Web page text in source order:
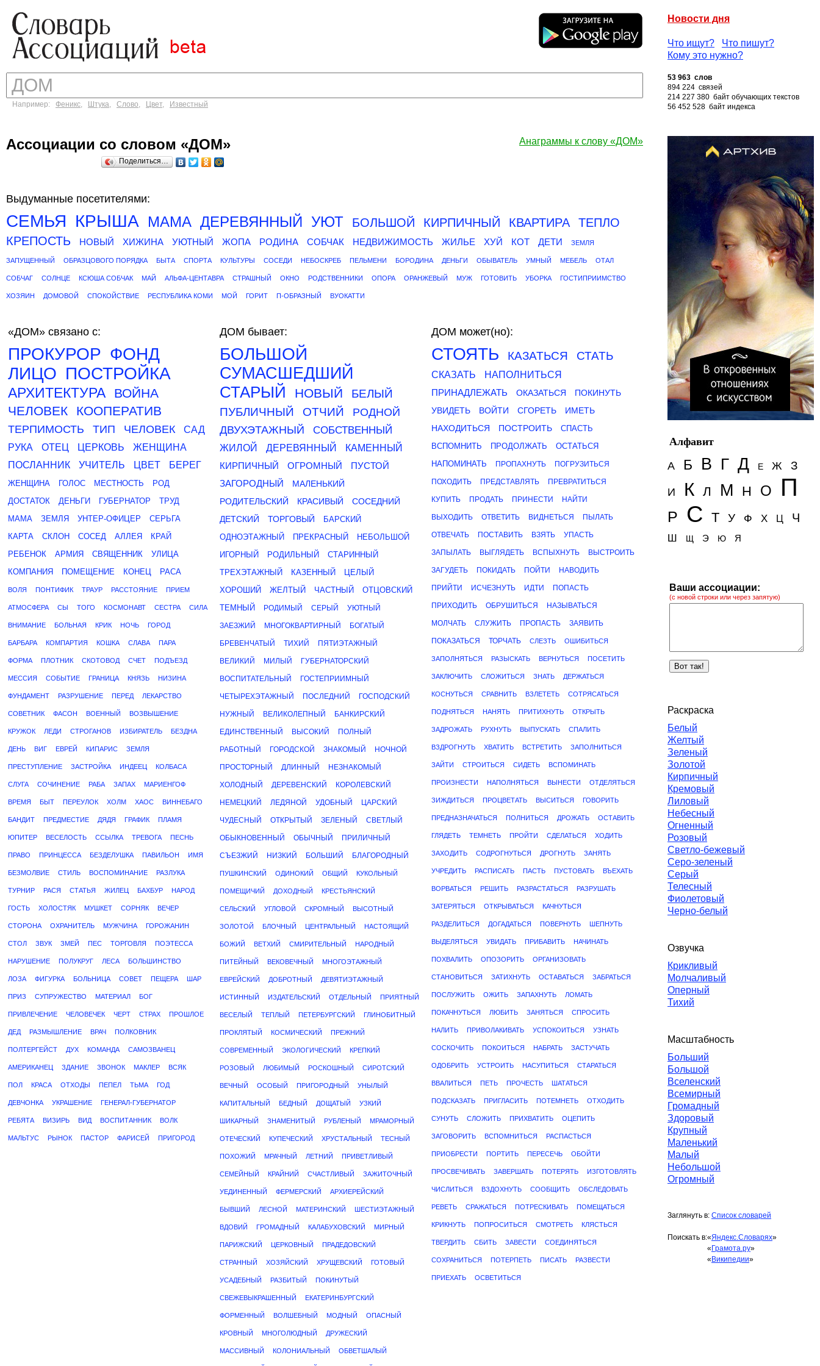
Новости дня
Что ищут?
Что пишут?
Кому это нужно?
Например: Феникс, Штука, Слово, Цвет, Известный
53 963 слов
894 224 связей
214 227 380 байт обучающих текстов
56 452 528 байт индекса
Анаграммы к слову «ДОМ»
Ассоциации со словом «ДОМ»
Поделиться…
Выдуманные посетителями:
СЕМЬЯ КРЫША МАМА ДЕРЕВЯННЫЙ УЮТ БОЛЬШОЙ КИРПИЧНЫЙ КВАРТИРА
ТЕПЛО
КРЕПОСТЬ
НОВЫЙ ХИЖИНА УЮТНЫЙ ЖОПА РОДИНА СОБЧАК НЕДВИЖИМОСТЬ ЖИЛЬЕ ХУЙ КОТ ДЕТИ ЗЕМЛЯ
ЗАПУЩЕННЫЙ ОБРАЗЦОВОГО ПОРЯДКА БЫТА СПОРТА КУЛЬТУРЫ СОСЕДИ НЕБОСКРЕБ ПЕЛЬМЕНИ БОРОДИНА ДЕНЬГИ ОБЫВАТЕЛЬ УМНЫЙ МЕБЕЛЬ ОТАЛ
СОБЧАГ СОЛНЦЕ КСЮША СОБЧАК МАЙ АЛЬФА-ЦЕНТАВРА СТРАШНЫЙ ОКНО РОДСТВЕННИКИ ОПОРА ОРАНЖЕВЫЙ МУЖ ГОТОВИТЬ УБОРКА ГОСТИПРИИМСТВО
ХОЗЯИН ДОМОВОЙ СПОКОЙСТВИЕ РЕСПУБЛИКА КОМИ МОЙ ГОРИТ П-ОБРАЗНЫЙ ВУОКАТТИ
«ДОМ» связано с:
ПРОКУРОР ФОНД
ЛИЦО ПОСТРОЙКА
АРХИТЕКТУРА
ВОЙНА
ЧЕЛОВЕК
КООПЕРАТИВ
ТЕРПИМОСТЬ ТИП ЧЕЛОВЕК
САД
РУКА
ОТЕЦ ЦЕРКОВЬ
ЖЕНЩИНА
ПОСЛАННИК
УЧИТЕЛЬ ЦВЕТ БЕРЕГ
ЖЕНЩИНА ГОЛОС МЕСТНОСТЬ
РОД
ДОСТАТОК
ДЕНЬГИ ГУБЕРНАТОР
ТРУД
МАМА
ЗЕМЛЯ УНТЕР-ОФИЦЕР
СЕРЬГА
КАРТА
СКЛОН СОСЕД АЛЛЕЯ
КРАЙ
РЕБЕНОК
АРМИЯ СВЯЩЕННИК
УЛИЦА
КОМПАНИЯ
ПОМЕЩЕНИЕ КОНЕЦ РАСА
ВОЛЯ ПОНТИФИК ТРАУР РАССТОЯНИЕ ПРИЕМ
АТМОСФЕРА СЫ ТОГО КОСМОНАВТ СЕСТРА СИЛА
ВНИМАНИЕ БОЛЬНАЯ КРИК НОЧЬ ГОРОД
БАРБАРА КОМПАРТИЯ КОШКА СЛАВА ПАРА
ФОРМА ПЛОТНИК СКОТОВОД СЧЕТ ПОДЪЕЗД
МЕССИЯ СОБЫТИЕ ГРАНИЦА КНЯЗЬ НИЗИНА
ФУНДАМЕНТ РАЗРУШЕНИЕ ПЕРЕД ЛЕКАРСТВО
СОВЕТНИК ФАСОН ВОЕННЫЙ ВОЗВЫШЕНИЕ
КРУЖОК ЛЕДИ СТРОГАНОВ ИЗБИРАТЕЛЬ БЕЗДНА
ДЕНЬ ВИГ ЕВРЕЙ КИПАРИС ЗЕМЛЯ
ПРЕСТУПЛЕНИЕ ЗАСТРОЙКА ИНДЕЕЦ КОЛБАСА
СЛУГА СОЧИНЕНИЕ РАБА ЗАПАХ МАРИЕНГОФ
ВРЕМЯ БЫТ ПЕРЕУЛОК ХОЛМ ХАОС ВИННЕБАГО
БАНДИТ ПРЕДМЕСТИЕ ДЯДЯ ГРАФИК ПЛАМЯ
ЮПИТЕР ВЕСЕЛОСТЬ ССЫЛКА ТРЕВОГА ПЕСНЬ
ПРАВО ПРИНЦЕССА БЕЗДЕЛУШКА ПАВИЛЬОН ИМЯ
БЕЗМОЛВИЕ СТИЛЬ ВОСПОМИНАНИЕ РАЗЛУКА
ТУРНИР РАСЯ СТАТЬЯ ЖИЛЕЦ БАХБУР НАРОД
ГОСТЬ ХОЛОСТЯК МУШКЕТ СОРНЯК ВЕЧЕР
СТОРОНА ОХРАНИТЕЛЬ МУЖЧИНА ГОРОЖАНИН
СТОЛ ЗВУК ЗМЕЙ ПЕС ТОРГОВЛЯ ПОЭТЕССА
НАРУШЕНИЕ ПОЛУКРУГ ЛЕСА БОЛЬШИНСТВО
ЛОЗА ФИГУРКА БОЛЬНИЦА СОВЕТ ПЕЩЕРА ШАР
ПРИЗ СУПРУЖЕСТВО МАТЕРИАЛ БОГ
ПРИВЛЕЧЕНИЕ ЧЕЛОВЕЧЕК ЧЕРТ СТРАХ ПРОШЛОЕ
ДЕД РАЗМЫШЛЕНИЕ ВРАЧ ПОЛКОВНИК
ПОЛТЕРГЕЙСТ ДУХ КОМАНДА САМОЗВАНЕЦ
АМЕРИКАНЕЦ ЗДАНИЕ ЗВОНОК МАКЛЕР ВСЯК
ПОЛ КРАСА ОТХОДЫ ПЕПЕЛ ТЬМА ГОД
ДЕВЧОНКА УКРАШЕНИЕ ГЕНЕРАЛ-ГУБЕРНАТОР
РЕБЯТА ВИЗИРЬ ВИД ВОСПИТАННИК ВОЛК
МАЛЬТУС РЫНОК ПАСТОР ФАРИСЕЙ ПРИГОРОД
ДОМ бывает:
БОЛЬШОЙ
СУМАСШЕДШИЙ
СТАРЫЙ
НОВЫЙ
БЕЛЫЙ
ПУБЛИЧНЫЙ
ОТЧИЙ
РОДНОЙ
ДВУХЭТАЖНЫЙ
СОБСТВЕННЫЙ
ЖИЛОЙ ДЕРЕВЯННЫЙ
КАМЕННЫЙ
КИРПИЧНЫЙ
ОГРОМНЫЙ
ПУСТОЙ
ЗАГОРОДНЫЙ
МАЛЕНЬКИЙ
РОДИТЕЛЬСКИЙ
КРАСИВЫЙ
СОСЕДНИЙ
ДЕТСКИЙ
ТОРГОВЫЙ
БАРСКИЙ
ОДНОЭТАЖНЫЙ
ПРЕКРАСНЫЙ
НЕБОЛЬШОЙ
ИГОРНЫЙ
РОДИЛЬНЫЙ
СТАРИННЫЙ
ТРЕХЭТАЖНЫЙ
КАЗЕННЫЙ
ЦЕЛЫЙ
ХОРОШИЙ
ЖЕЛТЫЙ ЧАСТНЫЙ
ОТЦОВСКИЙ
ТЕМНЫЙ
РОДИМЫЙ СЕРЫЙ УЮТНЫЙ
ЗАЕЗЖИЙ МНОГОКВАРТИРНЫЙ БОГАТЫЙ
БРЕВЕНЧАТЫЙ ТИХИЙ ПЯТИЭТАЖНЫЙ
ВЕЛИКИЙ МИЛЫЙ ГУБЕРНАТОРСКИЙ
ВОСПИТАТЕЛЬНЫЙ ГОСТЕПРИИМНЫЙ
ЧЕТЫРЕХЭТАЖНЫЙ ПОСЛЕДНИЙ ГОСПОДСКИЙ
НУЖНЫЙ ВЕЛИКОЛЕПНЫЙ БАНКИРСКИЙ
ЕДИНСТВЕННЫЙ ВЫСОКИЙ ПОЛНЫЙ
РАБОТНЫЙ ГОРОДСКОЙ ЗНАКОМЫЙ НОЧНОЙ
ПРОСТОРНЫЙ ДЛИННЫЙ НЕЗНАКОМЫЙ
ХОЛОДНЫЙ ДЕРЕВЕНСКИЙ КОРОЛЕВСКИЙ
НЕМЕЦКИЙ ЛЕДЯНОЙ УДОБНЫЙ ЦАРСКИЙ
ЧУДЕСНЫЙ ОТКРЫТЫЙ ЗЕЛЕНЫЙ СВЕТЛЫЙ
ОБЫКНОВЕННЫЙ ОБЫЧНЫЙ ПРИЛИЧНЫЙ
СЪЕЗЖИЙ НИЗКИЙ БОЛЬШИЙ БЛАГОРОДНЫЙ
ПУШКИНСКИЙ ОДИНОКИЙ ОБЩИЙ КУКОЛЬНЫЙ
ПОМЕЩИЧИЙ ДОХОДНЫЙ КРЕСТЬЯНСКИЙ
СЕЛЬСКИЙ УГЛОВОЙ СКРОМНЫЙ ВЫСОТНЫЙ
ЗОЛОТОЙ БЛОЧНЫЙ ЦЕНТРАЛЬНЫЙ НАСТОЯЩИЙ
БОЖИЙ ВЕТХИЙ СМИРИТЕЛЬНЫЙ НАРОДНЫЙ
ПИТЕЙНЫЙ ВЕКОВЕЧНЫЙ МНОГОЭТАЖНЫЙ
ЕВРЕЙСКИЙ ДОБРОТНЫЙ ДЕВЯТИЭТАЖНЫЙ
ИСТИННЫЙ ИЗДАТЕЛЬСКИЙ ОТДЕЛЬНЫЙ ПРИЯТНЫЙ
ВЕСЕЛЫЙ ТЕПЛЫЙ ПЕТЕРБУРГСКИЙ ГЛИНОБИТНЫЙ
ПРОКЛЯТЫЙ КОСМИЧЕСКИЙ ПРЕЖНИЙ
СОВРЕМЕННЫЙ ЭКОЛОГИЧЕСКИЙ КРЕПКИЙ
РОЗОВЫЙ ЛЮБИМЫЙ РОСКОШНЫЙ СИРОТСКИЙ
ВЕЧНЫЙ ОСОБЫЙ ПРИГОРОДНЫЙ УНЫЛЫЙ
КАПИТАЛЬНЫЙ БЕДНЫЙ ДОЩАТЫЙ УЗКИЙ
ШИКАРНЫЙ ЗНАМЕНИТЫЙ РУБЛЕНЫЙ МРАМОРНЫЙ
ОТЕЧЕСКИЙ КУПЕЧЕСКИЙ ХРУСТАЛЬНЫЙ ТЕСНЫЙ
ПОХОЖИЙ МРАЧНЫЙ ЛЕТНИЙ ПРИВЕТЛИВЫЙ
СЕМЕЙНЫЙ КРАЙНИЙ СЧАСТЛИВЫЙ ЗАЖИТОЧНЫЙ
УЕДИНЕННЫЙ ФЕРМЕРСКИЙ АРХИЕРЕЙСКИЙ
БЫВШИЙ ЛЕСНОЙ МАТЕРИНСКИЙ ШЕСТИЭТАЖНЫЙ
ВДОВИЙ ГРОМАДНЫЙ КАЛАБУХОВСКИЙ МИРНЫЙ
ПАРИЖСКИЙ ЦЕРКОВНЫЙ ПРАДЕДОВСКИЙ
СТРАННЫЙ ХОЗЯЙСКИЙ ХРУЩЕВСКИЙ ГОТОВЫЙ
УСАДЕБНЫЙ РАЗБИТЫЙ ПОКИНУТЫЙ
СВЕЖЕВЫКРАШЕННЫЙ ЕКАТЕРИНБУРГСКИЙ
ФОРМЕННЫЙ ВОЛШЕБНЫЙ МОДНЫЙ ОПАСНЫЙ
КРОВНЫЙ МНОГОЛЮДНЫЙ ДРУЖЕСКИЙ
МАССИВНЫЙ КОЛОНИАЛЬНЫЙ ОБВЕТШАЛЫЙ
ДОМ может(но):
СТОЯТЬ КАЗАТЬСЯ СТАТЬ
СКАЗАТЬ
НАПОЛНИТЬСЯ
ПРИНАДЛЕЖАТЬ
ОКАЗАТЬСЯ
ПОКИНУТЬ
УВИДЕТЬ
ВОЙТИ СГОРЕТЬ
ИМЕТЬ
НАХОДИТЬСЯ
ПОСТРОИТЬ
СПАСТЬ
ВСПОМНИТЬ
ПРОДОЛЖАТЬ
ОСТАТЬСЯ
НАПОМИНАТЬ
ПРОПАХНУТЬ ПОГРУЗИТЬСЯ
ПОХОДИТЬ ПРЕДСТАВЛЯТЬ ПРЕВРАТИТЬСЯ
КУПИТЬ ПРОДАТЬ ПРИНЕСТИ НАЙТИ
ВЫХОДИТЬ ОТВЕТИТЬ ВИДНЕТЬСЯ ПЫЛАТЬ
ОТВЕЧАТЬ ПОСТАВИТЬ ВЗЯТЬ УПАСТЬ
ЗАПЫЛАТЬ ВЫГЛЯДЕТЬ ВСПЫХНУТЬ ВЫСТРОИТЬ
ЗАГУДЕТЬ ПОКИДАТЬ ПОЙТИ НАВОДИТЬ
ПРИЙТИ ИСЧЕЗНУТЬ ИДТИ ПОПАСТЬ
ПРИХОДИТЬ ОБРУШИТЬСЯ НАЗЫВАТЬСЯ
МОЛЧАТЬ СЛУЖИТЬ ПРОПАСТЬ ЗАЯВИТЬ
ПОКАЗАТЬСЯ ТОРЧАТЬ СЛЕЗТЬ ОШИБИТЬСЯ
ЗАПОЛНЯТЬСЯ РАЗЫСКАТЬ ВЕРНУТЬСЯ ПОСЕТИТЬ
ЗАКЛЮЧИТЬ СЛОЖИТЬСЯ ЗНАТЬ ДЕРЖАТЬСЯ
КОСНУТЬСЯ СРАВНИТЬ ВЗЛЕТЕТЬ СОТРЯСАТЬСЯ
ПОДНЯТЬСЯ НАНЯТЬ ПРИТИХНУТЬ ОТКРЫТЬ
ЗАДРОЖАТЬ РУХНУТЬ ВЫПУСКАТЬ СПАЛИТЬ
ВЗДРОГНУТЬ ХВАТИТЬ ВСТРЕТИТЬ ЗАПОЛНИТЬСЯ
ЗАЙТИ СТРОИТЬСЯ СИДЕТЬ ВСПОМИНАТЬ
ПРОИЗНЕСТИ НАПОЛНЯТЬСЯ ВЫНЕСТИ ОТДЕЛЯТЬСЯ
ЗИЖДИТЬСЯ ПРОЦВЕТАТЬ ВЫСИТЬСЯ ГОВОРИТЬ
ПРЕДНАЗНАЧАТЬСЯ ПОЛНИТЬСЯ ДРОЖАТЬ ОСТАВИТЬ
ГЛЯДЕТЬ ТЕМНЕТЬ ПРОЙТИ СДЕЛАТЬСЯ ХОДИТЬ
ЗАХОДИТЬ СОДРОГНУТЬСЯ ДРОГНУТЬ ЗАНЯТЬ
УЧРЕДИТЬ РАСПИСАТЬ ПАСТЬ ПУСТОВАТЬ ВЪЕХАТЬ
ВОРВАТЬСЯ РЕШИТЬ РАЗРАСТАТЬСЯ РАЗРУШАТЬ
ЗАТЕРЯТЬСЯ ОТКРЫВАТЬСЯ КАЧНУТЬСЯ
РАЗДЕЛИТЬСЯ ДОГАДАТЬСЯ ПОВЕРНУТЬ ШЕПНУТЬ
ВЫДЕЛЯТЬСЯ УВИДАТЬ ПРИБАВИТЬ НАЧИНАТЬ
ПОХВАЛИТЬ ОПОЗОРИТЬ ОРГАНИЗОВАТЬ
СТАНОВИТЬСЯ ЗАТИХНУТЬ ОСТАВАТЬСЯ ЗАБРАТЬСЯ
ПОСЛУЖИТЬ ОЖИТЬ ЗАПАХНУТЬ ЛОМАТЬ
ПОКАЧНУТЬСЯ ЛЮБИТЬ ЗАНЯТЬСЯ СПРОСИТЬ
НАЛИТЬ ПРИВОЛАКИВАТЬ УСПОКОИТЬСЯ УЗНАТЬ
СОСКОЧИТЬ ПОКОИТЬСЯ НАБРАТЬ ЗАСТУЧАТЬ
ОДОБРИТЬ УСТРОИТЬ НАСУПИТЬСЯ СТАРАТЬСЯ
ВВАЛИТЬСЯ ПЕТЬ ПРОЧЕСТЬ ШАТАТЬСЯ
ПОДСКАЗАТЬ ПРИГЛАСИТЬ ПОТЕМНЕТЬ ОТХОДИТЬ
СУНУТЬ СЛОЖИТЬ ПРИХВАТИТЬ ОЦЕПИТЬ
ЗАГОВОРИТЬ ВСПОМНИТЬСЯ РАСПАСТЬСЯ
ПРИОБРЕСТИ ПОРТИТЬ ПЕРЕСЕЧЬ ОБОЙТИ
ПРОСВЕЧИВАТЬ ЗАВЕРШАТЬ ПОТЕРЯТЬ ИЗГОТОВЛЯТЬ
ЧИСЛИТЬСЯ ВЗДОХНУТЬ СООБЩИТЬ ОБСЛЕДОВАТЬ
РЕВЕТЬ СРАЖАТЬСЯ ПОТРЕСКИВАТЬ ПОМЕЩАТЬСЯ
КРИКНУТЬ ПОПРОСИТЬСЯ СМОТРЕТЬ КЛЯСТЬСЯ
ТВЕРДИТЬ СБИТЬ ЗАВЕСТИ СОЕДИНЯТЬСЯ
СОХРАНИТЬСЯ ПОТЕРПЕТЬ ПИСАТЬ РАЗВЕСТИ
ПРИЕХАТЬ ОСВЕТИТЬСЯ
Алфавит
А
Б В Г Д Е Ж З
И К Л М Н О П
Р С Т У Ф Х Ц Ч
Ш Щ Э Ю Я
Ваши ассоциации:
(с новой строки или через запятую)
Раскраска
Белый
Желтый
Зеленый
Золотой
Кирпичный
Кремовый
Лиловый
Небесный
Огненный
Розовый
Светло-бежевый
Серо-зеленый
Серый
Телесный
Фиолетовый
Черно-белый
Озвучка
Крикливый
Молчаливый
Оперный
Тихий
Масштабность
Больший
Большой
Вселенский
Всемирный
Громадный
Здоровый
Крупный
Маленький
Малый
Небольшой
Огромный
Заглянуть в: Список словарей
Поискать в:«Яндекс.Словарях»
« Грамота.ру»
« Википедии»